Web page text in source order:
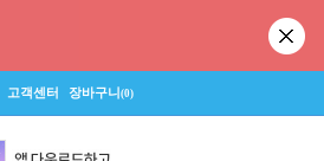
고객센터 장바구니(0)